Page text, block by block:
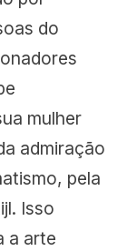
do
mulher
admiração
pela
Isso
a arte